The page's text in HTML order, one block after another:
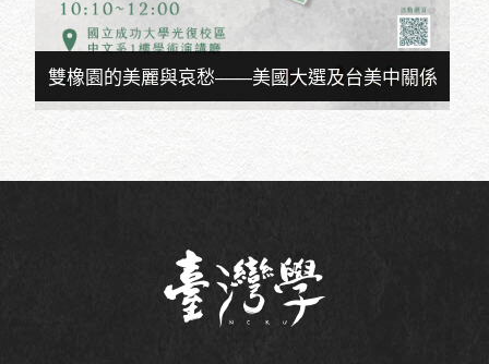
雙橡園的美麗與哀愁——美國大選及台美中關係